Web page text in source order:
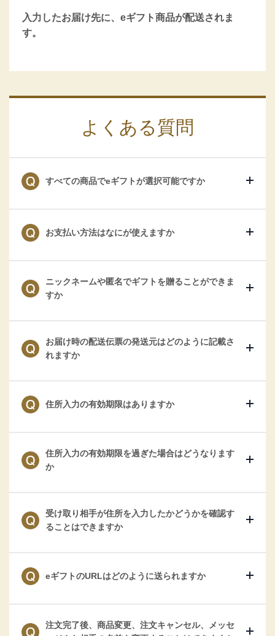
入力したお届け先に、eギフト商品が配送されま
す。
よくある質問
すべての商品でeギフトが選択可能ですか
お支払い方法はなにが使えますか
ニックネームや匿名でギフトを贈ることができま
すか
お届け時の配送伝票の発送元はどのように記載さ
れますか
住所入力の有効期限はありますか
住所入力の有効期限を過ぎた場合はどうなります
か
受け取り相手が住所を入力したかどうかを確認す
ることはできますか
eギフトのURLはどのように送られますか
注文完了後、商品変更、注文キャンセル、メッセ